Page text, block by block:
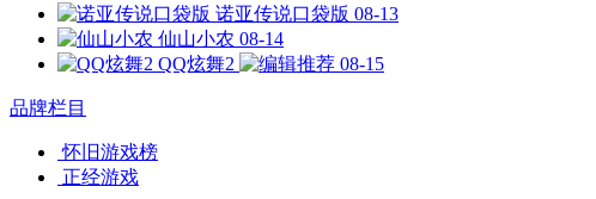
诺亚传说口袋版 08-13
仙山小农 08-14
QQ炫舞2
08-15
品牌栏目
怀旧游戏榜
正经游戏